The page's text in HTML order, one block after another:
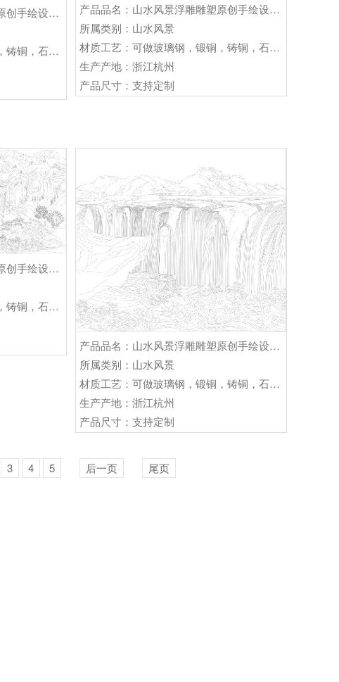
产品品名：山水风景浮雕雕塑原创手绘设计稿
材质工艺：可做玻璃钢，锻铜，铸铜，石材等
产品品名：山水风景浮雕雕塑原创手绘设计稿
所属类别：山水风景
材质工艺：可做玻璃钢，锻铜，铸铜，石材等
生产产地：浙江杭州
产品尺寸：支持定制
产品品名：山水风景浮雕雕塑原创手绘设计稿
材质工艺：可做玻璃钢，锻铜，铸铜，石材等
产品品名：山水风景浮雕雕塑原创手绘设计稿
所属类别：山水风景
材质工艺：可做玻璃钢，锻铜，铸铜，石材等
生产产地：浙江杭州
产品尺寸：支持定制
3 4 5 后一页 尾页